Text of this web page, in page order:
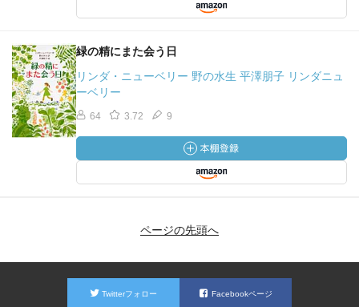
緑の精にまた会う日
リンダ・ニューベリー 野の水生 平澤朋子 リンダニュ
ーベリー
64 3.72 9
ページの先頭へ
Twitterフォロー Facebookページ